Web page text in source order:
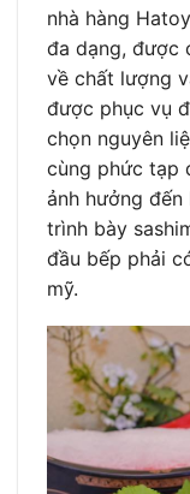
nhà hàng
đa dạng, được
về chất lượng
được phục vụ
chọn nguyên
cùng phức tạp
ảnh hưởng
trình bày
đầu bếp phải
mỹ.